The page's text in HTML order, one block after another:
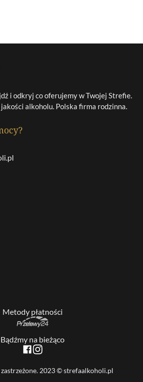
i odkryj co oferujemy w Twojej Strefie.
alkoholu. Polska firma rodzinna.
Metody płatności
Bądźmy na bieżąco
2023 © strefaalkoholi.pl